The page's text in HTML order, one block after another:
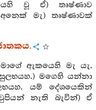
වූ ඒ) තෘෂ්ණාව
මැ) තෘෂ්ණාවක්
ඇකයෙහි මැ යැ.
මගෙහි යන්නා
යම් දේශයෙකින්
නැති බැවින්) ඒ